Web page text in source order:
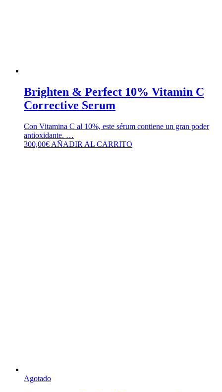
Brighten & Perfect 10% Vitamin C
Corrective Serum
Con Vitamina C al 10%, este sérum contiene un gran poder
antioxidante. …
300,00€ AÑADIR AL CARRITO
Agotado